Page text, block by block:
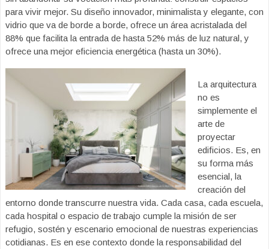
para vivir mejor. Su diseño innovador, minimalista y elegante, con
vidrio que va de borde a borde, ofrece un área acristalada del
88% que facilita la entrada de hasta 52% más de luz natural, y
ofrece una mejor eficiencia energética (hasta un 30%).
La arquitectura
no es
simplemente el
arte de
proyectar
edificios. Es, en
su forma más
esencial, la
creación del
entorno donde transcurre nuestra vida. Cada casa, cada escuela,
cada hospital o espacio de trabajo cumple la misión de ser
refugio, sostén y escenario emocional de nuestras experiencias
cotidianas. Es en ese contexto donde la responsabilidad del